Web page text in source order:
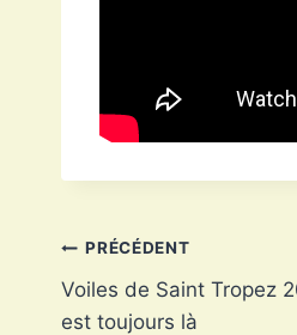
Navigation
de
PRÉCÉDENT
Voiles de Saint Tropez
est toujours là